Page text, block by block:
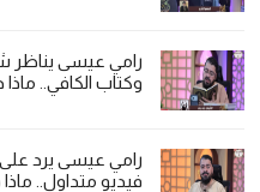
رامي عيسى يناظر
وكتاب الكافي.. ماذا
رامي عيسى يرد
فيديو متداول..